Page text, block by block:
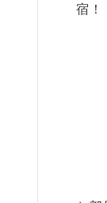
宿！